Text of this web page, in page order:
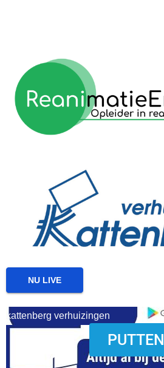
reanimatie ermelo
download onzze App
kattenberg verhuizingen
NU LIVE
PUTTEN